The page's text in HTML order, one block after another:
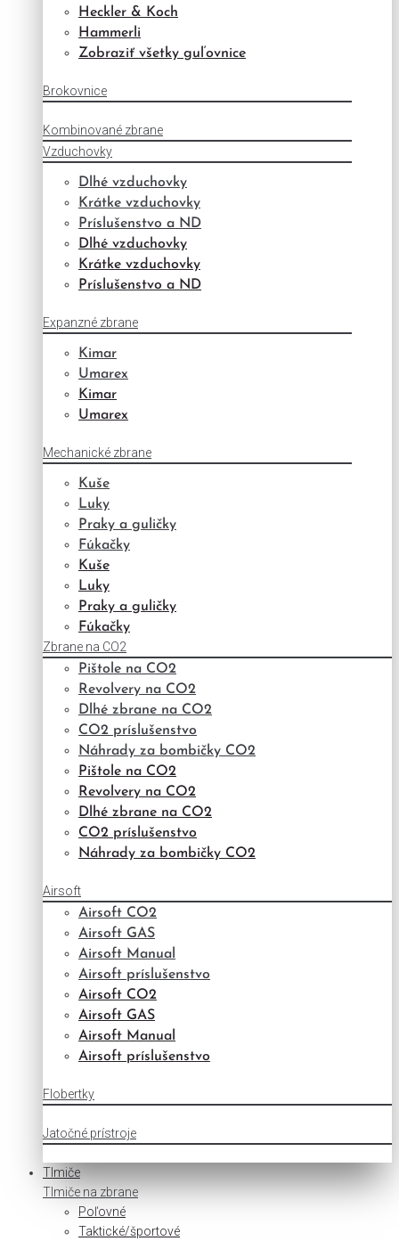
Heckler & Koch
Hammerli
Zobraziť všetky guľovnice
Brokovnice
Kombinované zbrane
Vzduchovky
Dlhé vzduchovky
Krátke vzduchovky
Príslušenstvo a ND
Dlhé vzduchovky
Krátke vzduchovky
Príslušenstvo a ND
Expanzné zbrane
Kimar
Umarex
Kimar
Umarex
Mechanické zbrane
Kuše
Luky
Praky a guličky
Fúkačky
Kuše
Luky
Praky a guličky
Fúkačky
Zbrane na CO2
Pištole na CO2
Revolvery na CO2
Dlhé zbrane na CO2
CO2 príslušenstvo
Náhrady za bombičky CO2
Pištole na CO2
Revolvery na CO2
Dlhé zbrane na CO2
CO2 príslušenstvo
Náhrady za bombičky CO2
Airsoft
Airsoft CO2
Airsoft GAS
Airsoft Manual
Airsoft príslušenstvo
Airsoft CO2
Airsoft GAS
Airsoft Manual
Airsoft príslušenstvo
Flobertky
Jatočné prístroje
Tlmiče
Tlmiče na zbrane
Poľovné
Taktické/športové